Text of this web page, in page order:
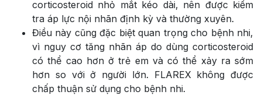
corticosteroid nhỏ mắt kéo dài, nên được kiểm
tra áp lực nội nhãn định kỳ và thường xuyên.
Điều này cũng đặc biệt quan trọng cho bệnh nhi,
vì nguy cơ tăng nhãn áp do dùng corticosteroid
có thể cao hơn ở trẻ em và có thể xảy ra sớm
hơn so với ở người lớn. FLAREX không được
chấp thuận sử dụng cho bệnh nhi.